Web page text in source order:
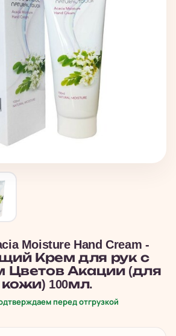
Moisture Hand Cream -
Крем для рук с
Цветов Акации (для
100мл.
перед отгрузкой